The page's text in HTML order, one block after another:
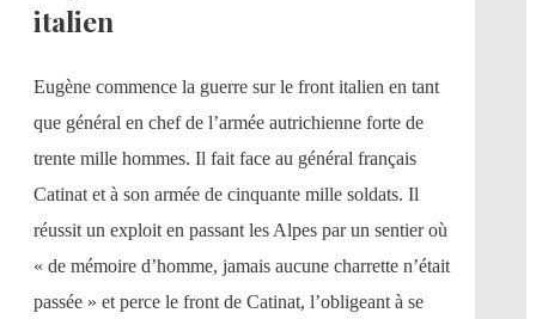
italien
Eugène commence la guerre sur le front italien en tant
que général en chef de l’armée autrichienne forte de
trente mille hommes. Il fait face au général français
Catinat et à son armée de cinquante mille soldats. Il
réussit un exploit en passant les Alpes par un sentier où
« de mémoire d’homme, jamais aucune charrette n’était
passée » et perce le front de Catinat, l’obligeant à se